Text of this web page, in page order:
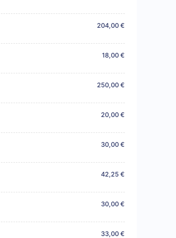
204,00 €
18,00 €
250,00 €
20,00 €
30,00 €
42,25 €
30,00 €
33,00 €